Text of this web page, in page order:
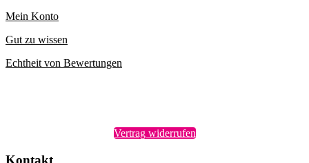
Mein Konto
Gut zu wissen
Echtheit von Bewertungen
Vertrag widerrufen
Kontakt